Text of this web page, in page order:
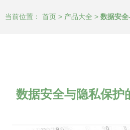
当前位置： 首页 > 产品大全 > 数据安
数据安全与隐私保护